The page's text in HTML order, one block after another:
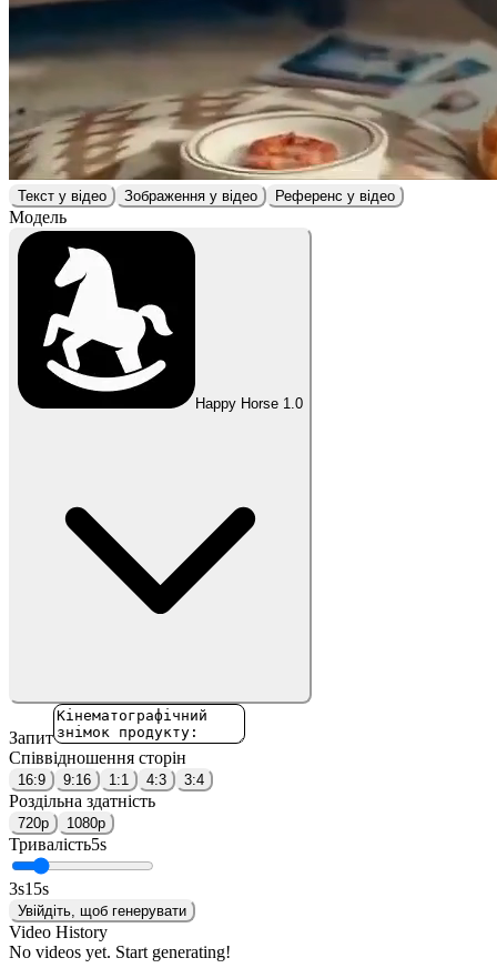
Текст у відео Зображення у відео Референс у відео
Модель
Happy Horse 1.0
Запит
Співвідношення сторін
16:9 9:16 1:1 4:3 3:4
Роздільна здатність
720p 1080p
Тривалість5s
3s15s
Увійдіть, щоб генерувати
Video History
No videos yet. Start generating!